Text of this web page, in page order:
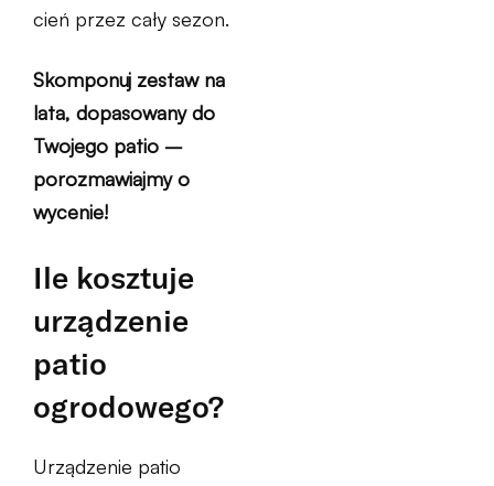
cień przez cały sezon.
Skomponuj zestaw na
lata, dopasowany do
Twojego patio –
porozmawiajmy o
wycenie!
Ile kosztuje
urządzenie
patio
ogrodowego?
Urządzenie patio